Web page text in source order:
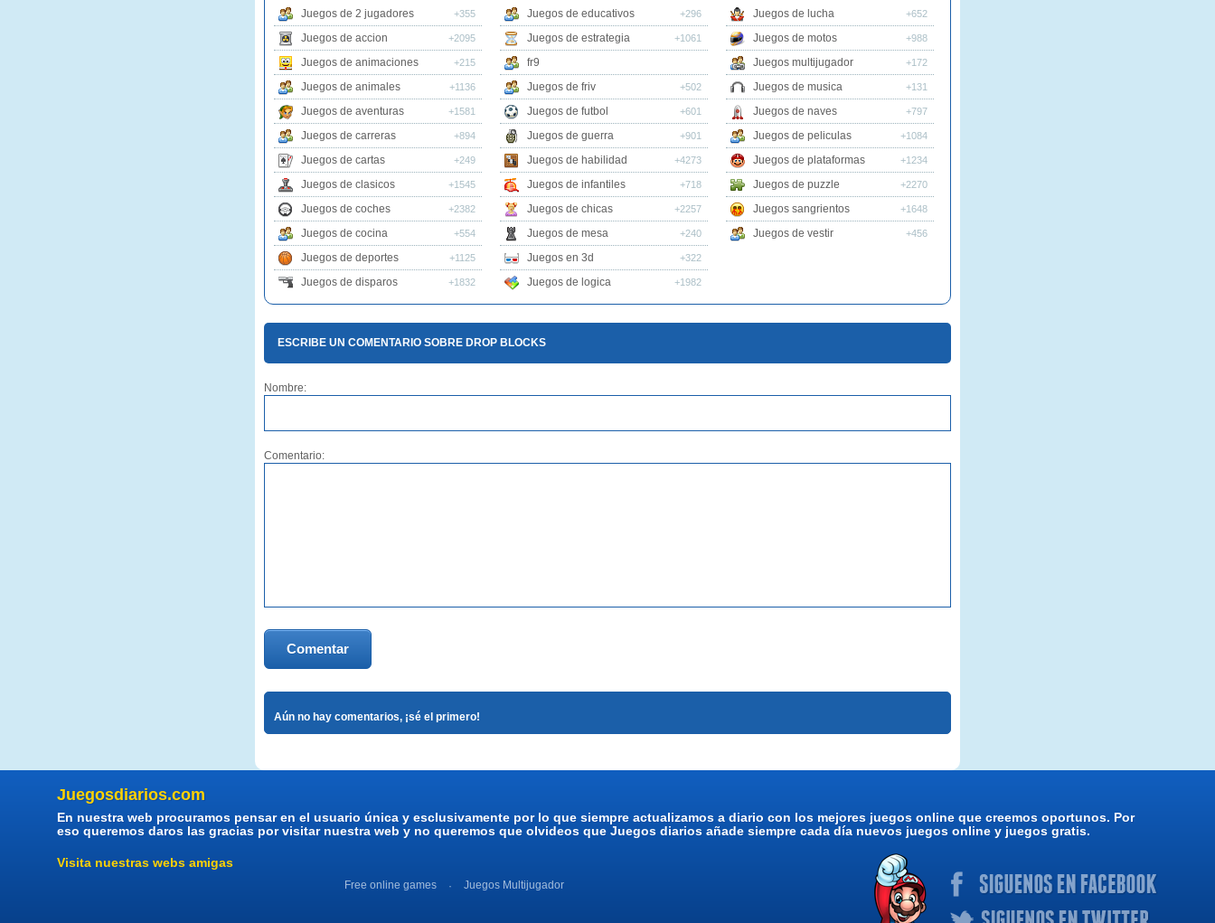
Juegos de 2 jugadores +355
Juegos de accion +2095
Juegos de animaciones +215
Juegos de animales +1136
Juegos de aventuras +1581
Juegos de carreras +894
Juegos de cartas +249
Juegos de clasicos +1545
Juegos de coches +2382
Juegos de cocina +554
Juegos de deportes +1125
Juegos de disparos +1832
Juegos de educativos +296
Juegos de estrategia +1061
fr9
Juegos de friv
+502
Juegos de futbol +601
Juegos de guerra +901
Juegos de habilidad +4273
Juegos de infantiles +718
Juegos de chicas +2257
Juegos de mesa +240
Juegos en 3d +322
Juegos de logica +1982
Juegos de lucha +652
Juegos de motos +988
Juegos multijugador +172
Juegos de musica +131
Juegos de naves +797
Juegos de peliculas +1084
Juegos de plataformas +1234
Juegos de puzzle +2270
Juegos sangrientos +1648
Juegos de vestir +456
ESCRIBE UN COMENTARIO SOBRE DROP BLOCKS
Nombre:
Comentario:
Comentar
Aún no hay comentarios, ¡sé el primero!
Juegosdiarios.com
En nuestra web procuramos pensar en el usuario única y esclusivamente por lo que siempre actualizamos a diario con los mejores juegos online que creemos oportunos. Por
eso queremos daros las gracias por visitar nuestra web y no queremos que olvideos que Juegos diarios añade siempre cada día nuevos juegos online y juegos gratis.
Visita nuestras webs amigas
Free online games Juegos Multijugador